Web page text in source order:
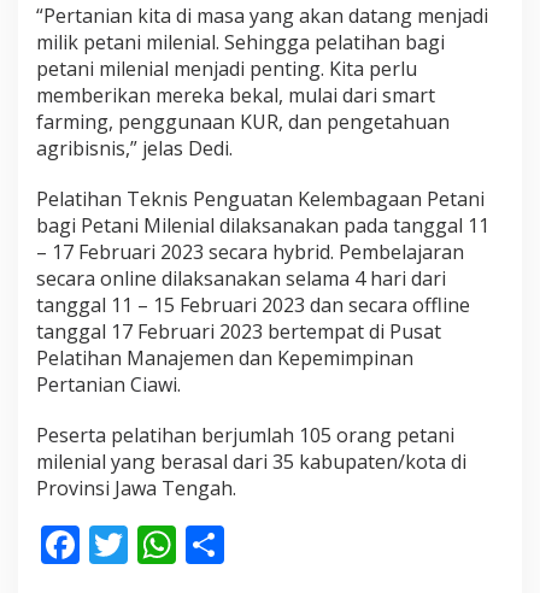
“Pertanian kita di masa yang akan datang menjadi
milik petani milenial. Sehingga pelatihan bagi
petani milenial menjadi penting. Kita perlu
memberikan mereka bekal, mulai dari smart
farming, penggunaan KUR, dan pengetahuan
agribisnis,” jelas Dedi.
Pelatihan Teknis Penguatan Kelembagaan Petani
bagi Petani Milenial dilaksanakan pada tanggal 11
– 17 Februari 2023 secara hybrid. Pembelajaran
secara online dilaksanakan selama 4 hari dari
tanggal 11 – 15 Februari 2023 dan secara offline
tanggal 17 Februari 2023 bertempat di Pusat
Pelatihan Manajemen dan Kepemimpinan
Pertanian Ciawi.
Peserta pelatihan berjumlah 105 orang petani
milenial yang berasal dari 35 kabupaten/kota di
Provinsi Jawa Tengah.
F T W